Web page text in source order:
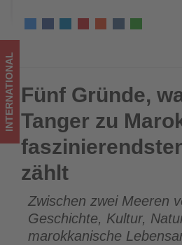
zählt
-
Wissen,
was
im
Tourismus
los
ist!
Fünf Gründe, warum Tanger zu Marokkos
Städten zählt
INTERNATIONAL Fünf Gründe,
Tanger zu
zählt
Zwischen zwei Meeren
Geschichte, Kultur,
marokkanische